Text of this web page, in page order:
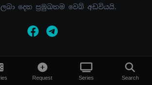
Request Series Search
දෙන ප්‍රමුඛතම වෙබ් අඩවියයි.
/ SUBZ.LK / ALL RIGHTS RESERVED